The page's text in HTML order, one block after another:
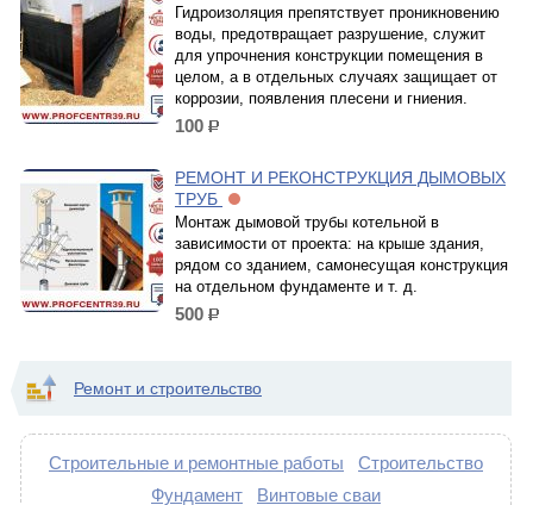
Гидроизоляция препятствует проникновению
воды, предотвращает разрушение, служит
для упрочнения конструкции помещения в
целом, а в отдельных случаях защищает от
коррозии, появления плесени и гниения.
100 р.
РЕМОНТ И РЕКОНСТРУКЦИЯ ДЫМОВЫХ
ТРУБ
Монтаж дымовой трубы котельной в
зависимости от проекта: на крыше здания,
рядом со зданием, самонесущая конструкция
на отдельном фундаменте и т. д.
500 р.
Ремонт и строительство
Строительные и ремонтные работы
Строительство
Фундамент
Винтовые сваи